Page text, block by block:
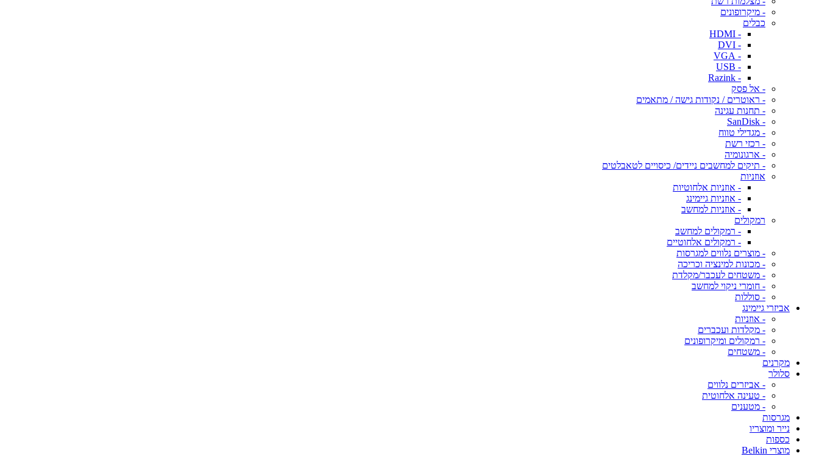
- מיקרופונים
כבלים
- HDMI
- DVI
- VGA
- USB
- Razink
- אל פסק
- ראוטרים / נקודות גישה / מתאמים
- תחנות עגינה
- SanDisk
- מגדילי טווח
- רכזי רשת
- ארגונומיה
- תיקים למחשבים ניידים/ כיסויים לטאבלטים
אוזניות
- אוזניות אלחוטיות
- אוזניות גיימינג
- אוזניות למחשב
רמקולים
- רמקולים למחשב
- רמקולים אלחוטיים
- מוצרים נלווים למגרסות
- מכונות למינציה וכריכה
- משטחים לעכבר/מקלדת
- חומרי ניקוי למחשב
- סוללות
אביזרי גיימינג
- אוזניות
- מקלדות ועכברים
- רמקולים ומיקרופונים
- משטחים
מקרנים
סלולר
- אביזרים נלווים
- טעינה אלחוטית
- מטענים
מגרסות
נייר ומוצריו
כספות
מוצרי Belkin